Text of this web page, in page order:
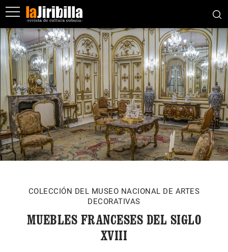
COLECCIÓN DEL MUSEO NACIONAL DE ARTES
DECORATIVAS
MUEBLES FRANCESES DEL SIGLO
XVIII